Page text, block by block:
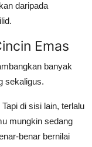
daripada
Emas
banyak
sekaligus.
di sisi lain, terlalu
mungkin sedang
benar bernilai